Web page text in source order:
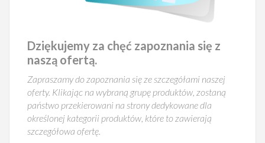
Dziękujemy za chęć zapoznania się z
naszą ofertą.
Zapraszamy do zapoznania się ze szczegółami naszej
oferty. Klikając na wybraną grupę produktów, zostaną
państwo przekierowani na strony dedykowane dla
określonej kategorii produktów, które to zawierają
szczegółowa ofertę.